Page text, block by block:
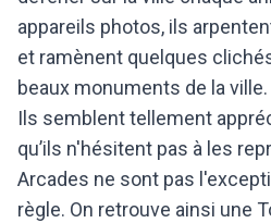
appareils photos, ils
et ramènent quelques
beaux monuments de la ville.
Ils semblent tellement
qu’ils n'hésitent pas à les
Arcades ne sont pas
règle. On retrouve ainsi une